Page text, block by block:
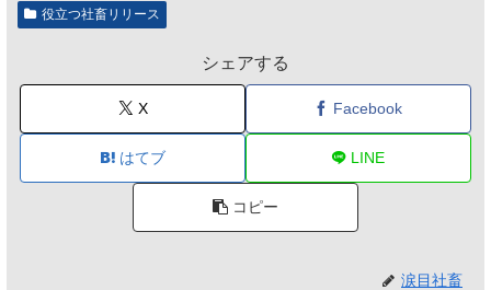
役立つ社畜リリース
シェアする
X Facebook
はてブ LINE
コピー
涙目社畜